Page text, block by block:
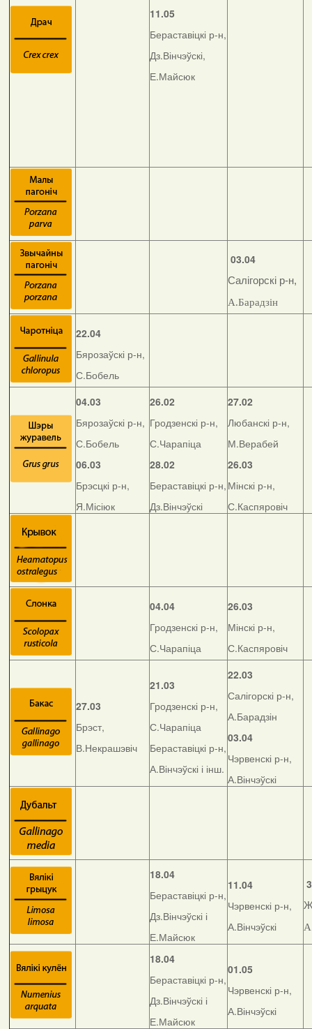
11.05
Бераставіцкі р-н,
Дз.Вінчэўскі,
Е.Майсюк
03.04
Салігорскі р-н,
А.Барадзін
22.04
Бярозаўскі р-н,
С.Бобель
04.03
Бярозаўскі р-н,
С.Бобель
06.03
Брэсцкі р-н,
Я.Місіюк
26.02
Гродзенскі р-н,
С.Чарапіца
28.02
Бераставіцкі р-н,
Дз.Вінчэўскі
27.02
Любанскі р-н,
М.Верабей
26.03
Мінскі р-н,
С.Каспяровіч
04.04
Гродзенскі р-н,
С.Чарапіца
26.03
Мінскі р-н,
С.Каспяровіч
27.03
Брэст,
В.Некрашэвіч
21.03
Гродзенскі р-н,
С.Чарапіца
Бераставіцкі р-н,
А.Вінчэўскі і інш.
22.03
Салігорскі р-н,
А.Барадзін
03.04
Чэрвенскі р-н,
А.Вінчэўскі
18.04
Бераставіцкі р-н,
Дз.Вінчэўскі і
Е.Майсюк
11.04
Чэрвенскі р-н,
А.Вінчэўскі
18.04
Бераставіцкі р-н,
Дз.Вінчэўскі і
Е.Майсюк
01.05
Чэрвенскі р-н,
А.Вінчэўскі